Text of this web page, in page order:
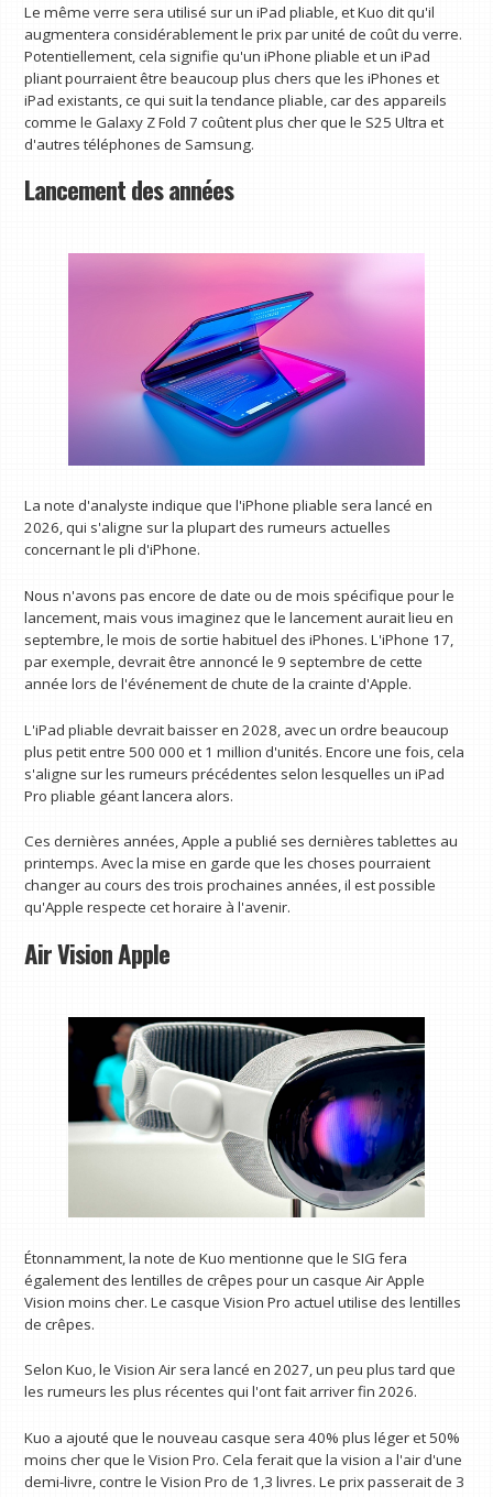
Le même verre sera utilisé sur un iPad pliable, et Kuo dit qu'il
augmentera considérablement le prix par unité de coût du verre.
Potentiellement, cela signifie qu'un iPhone pliable et un iPad
pliant pourraient être beaucoup plus chers que les iPhones et
iPad existants, ce qui suit la tendance pliable, car des appareils
comme le Galaxy Z Fold 7 coûtent plus cher que le S25 Ultra et
d'autres téléphones de Samsung.
Lancement des années
La note d'analyste indique que l'iPhone pliable sera lancé en
2026, qui s'aligne sur la plupart des rumeurs actuelles
concernant le pli d'iPhone.
Nous n'avons pas encore de date ou de mois spécifique pour le
lancement, mais vous imaginez que le lancement aurait lieu en
septembre, le mois de sortie habituel des iPhones. L'iPhone 17,
par exemple, devrait être annoncé le 9 septembre de cette
année lors de l'événement de chute de la crainte d'Apple.
L'iPad pliable devrait baisser en 2028, avec un ordre beaucoup
plus petit entre 500 000 et 1 million d'unités. Encore une fois, cela
s'aligne sur les rumeurs précédentes selon lesquelles un iPad
Pro pliable géant lancera alors.
Ces dernières années, Apple a publié ses dernières tablettes au
printemps. Avec la mise en garde que les choses pourraient
changer au cours des trois prochaines années, il est possible
qu'Apple respecte cet horaire à l'avenir.
Air Vision Apple
Étonnamment, la note de Kuo mentionne que le SIG fera
également des lentilles de crêpes pour un casque Air Apple
Vision moins cher. Le casque Vision Pro actuel utilise des lentilles
de crêpes.
Selon Kuo, le Vision Air sera lancé en 2027, un peu plus tard que
les rumeurs les plus récentes qui l'ont fait arriver fin 2026.
Kuo a ajouté que le nouveau casque sera 40% plus léger et 50%
moins cher que le Vision Pro. Cela ferait que la vision a l'air d'une
demi-livre, contre le Vision Pro de 1,3 livres. Le prix passerait de 3